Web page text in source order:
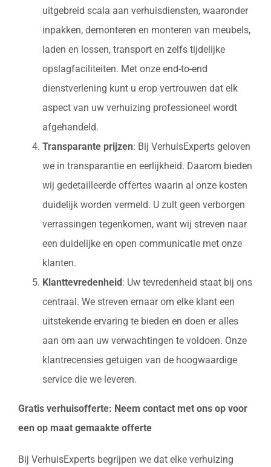
uitgebreid scala aan verhuisdiensten, waaronder
inpakken, demonteren en monteren van meubels,
laden en lossen, transport en zelfs tijdelijke
opslagfaciliteiten. Met onze end-to-end
dienstverlening kunt u erop vertrouwen dat elk
aspect van uw verhuizing professioneel wordt
afgehandeld.
Transparante prijzen: Bij VerhuisExperts geloven
we in transparantie en eerlijkheid. Daarom bieden
wij gedetailleerde offertes waarin al onze kosten
duidelijk worden vermeld. U zult geen verborgen
verrassingen tegenkomen, want wij streven naar
een duidelijke en open communicatie met onze
klanten.
Klanttevredenheid : Uw tevredenheid staat bij ons
centraal. We streven ernaar om elke klant een
uitstekende ervaring te bieden en doen er alles
aan om aan uw verwachtingen te voldoen. Onze
klantrecensies getuigen van de hoogwaardige
service die we leveren.
Gratis verhuisofferte: Neem contact met ons op voor
een op maat gemaakte offerte
Bij VerhuisExperts begrijpen we dat elke verhuizing